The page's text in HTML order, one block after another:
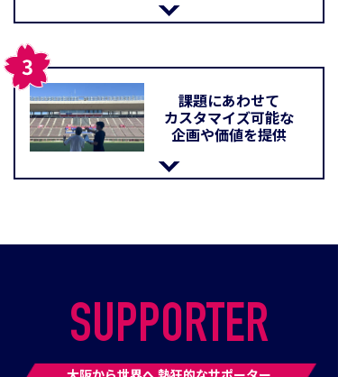
課題にあわせて
カスタマイズ可能な
企画や価値を提供
SUPPORTER